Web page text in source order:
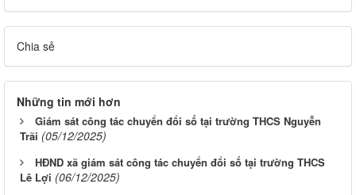
Chia sẻ
Những tin mới hơn
Giám sát công tác chuyển đổi số tại trường THCS Nguyễn
Trãi (05/12/2025)
HĐND xã giám sát công tác chuyển đổi số tại trường THCS
Lê Lợi (06/12/2025)